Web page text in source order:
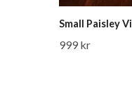
Small Paisley
999 kr